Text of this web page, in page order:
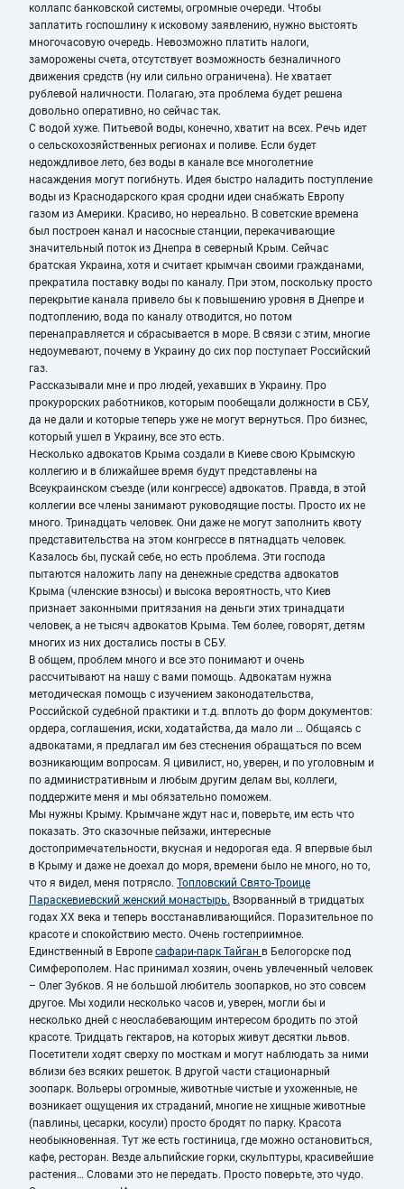
коллапс банковской системы, огромные очереди. Чтобы
заплатить госпошлину к исковому заявлению, нужно выстоять
многочасовую очередь. Невозможно платить налоги,
заморожены счета, отсутствует возможность безналичного
движения средств (ну или сильно ограничена). Не хватает
рублевой наличности. Полагаю, эта проблема будет решена
довольно оперативно, но сейчас так.
С водой хуже. Питьевой воды, конечно, хватит на всех. Речь идет
о сельскохозяйственных регионах и поливе. Если будет
недождливое лето, без воды в канале все многолетние
насаждения могут погибнуть. Идея быстро наладить поступление
воды из Краснодарского края сродни идеи снабжать Европу
газом из Америки. Красиво, но нереально. В советские времена
был построен канал и насосные станции, перекачивающие
значительный поток из Днепра в северный Крым. Сейчас
братская Украина, хотя и считает крымчан своими гражданами,
прекратила поставку воды по каналу. При этом, поскольку просто
перекрытие канала привело бы к повышению уровня в Днепре и
подтоплению, вода по каналу отводится, но потом
перенаправляется и сбрасывается в море. В связи с этим, многие
недоумевают, почему в Украину до сих пор поступает Российский
газ.
Рассказывали мне и про людей, уехавших в Украину. Про
прокурорских работников, которым пообещали должности в СБУ,
да не дали и которые теперь уже не могут вернуться. Про бизнес,
который ушел в Украину, все это есть.
Несколько адвокатов Крыма создали в Киеве свою Крымскую
коллегию и в ближайшее время будут представлены на
Всеукраинском съезде (или конгрессе) адвокатов. Правда, в этой
коллегии все члены занимают руководящие посты. Просто их не
много. Тринадцать человек. Они даже не могут заполнить квоту
представительства на этом конгрессе в пятнадцать человек.
Казалось бы, пускай себе, но есть проблема. Эти господа
пытаются наложить лапу на денежные средства адвокатов
Крыма (членские взносы) и высока вероятность, что Киев
признает законными притязания на деньги этих тринадцати
человек, а не тысяч адвокатов Крыма. Тем более, говорят, детям
многих из них достались посты в СБУ.
В общем, проблем много и все это понимают и очень
рассчитывают на нашу с вами помощь. Адвокатам нужна
методическая помощь с изучением законодательства,
Российской судебной практики и т.д. вплоть до форм документов:
ордера, соглашения, иски, ходатайства, да мало ли … Общаясь с
адвокатами, я предлагал им без стеснения обращаться по всем
возникающим вопросам. Я цивилист, но, уверен, и по уголовным и
по административным и любым другим делам вы, коллеги,
поддержите меня и мы обязательно поможем.
Мы нужны Крыму. Крымчане ждут нас и, поверьте, им есть что
показать. Это сказочные пейзажи, интересные
достопримечательности, вкусная и недорогая еда. Я впервые был
в Крыму и даже не доехал до моря, времени было не много, но то,
что я видел, меня потрясло. Топловский Свято-Троице
Параскевиевский женский монастырь. Взорванный в тридцатых
годах ХХ века и теперь восстанавливающийся. Поразительное по
красоте и спокойствию место. Очень гостеприимное.
Единственный в Европе сафари-парк Тайган в Белогорске под
Симферополем. Нас принимал хозяин, очень увлеченный человек
– Олег Зубков. Я не большой любитель зоопарков, но это совсем
другое. Мы ходили несколько часов и, уверен, могли бы и
несколько дней с неослабевающим интересом бродить по этой
красоте. Тридцать гектаров, на которых живут десятки львов.
Посетители ходят сверху по мосткам и могут наблюдать за ними
вблизи без всяких решеток. В другой части стационарный
зоопарк. Вольеры огромные, животные чистые и ухоженные, не
возникает ощущения их страданий, многие не хищные животные
(павлины, цесарки, косули) просто бродят по парку. Красота
необыкновенная. Тут же есть гостиница, где можно остановиться,
кафе, ресторан. Везде альпийские горки, скульптуры, красивейшие
растения… Словами это не передать. Просто поверьте, это чудо.